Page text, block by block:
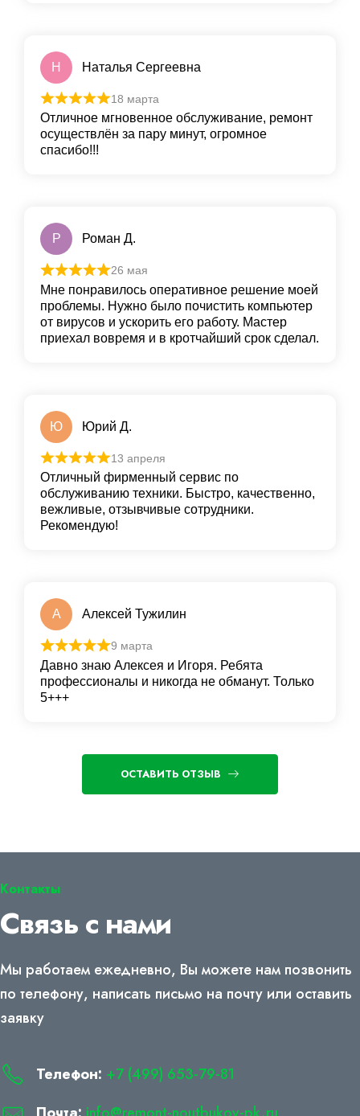
Н Наталья Сергеевна
18 марта
Отличное мгновенное обслуживание, ремонт
осуществлён за пару минут, огромное
спасибо!!!
Р Роман Д.
26 мая
Мне понравилось оперативное решение моей
проблемы. Нужно было почистить компьютер
от вирусов и ускорить его работу. Мастер
приехал вовремя и в кротчайший срок сделал.
Ю Юрий Д.
13 апреля
Отличный фирменный сервис по
обслуживанию техники. Быстро, качественно,
вежливые, отзывчивые сотрудники.
Рекомендую!
А Алексей Тужилин
9 марта
Давно знаю Алексея и Игоря. Ребята
профессионалы и никогда не обманут. Только
5+++
ОСТАВИТЬ ОТЗЫВ
Контакты
Связь с нами
Мы работаем ежедневно, Вы можете нам позвонить
по телефону, написать письмо на почту или оставить
заявку
Телефон: +7 (499) 653-79-81